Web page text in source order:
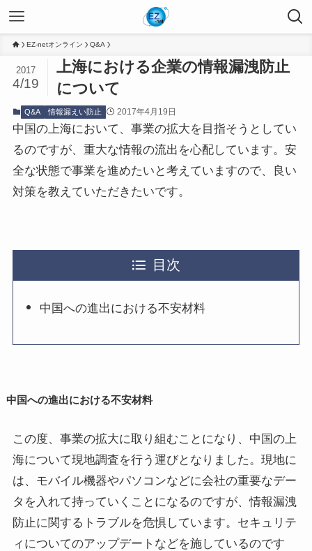
EZ-netオンライン Q&A
上海における企業の情報漏洩防止
について
2017
4/19
Q&A 情報漏えい防止 2017年4月19日
中国の上海において、事業の拡大を目指そうとしてい
るのですが、重大な情報の流出を心配しています。安
全な状態で事業を進めたいと考えていますので、良い
対策を教えていただきたいです。
目次
中国への進出における不安材料
中国への進出における不安材料
この度、事業の拡大に取り組むことになり、中国の上
海について現地調査を行う運びとなりました。現地に
は、モバイル機器やパソコンなどに会社の重要なデー
タを入れて持っていくことになるのですが、情報漏洩
防止に関するトラブルを危惧しています。セキュリテ
ィについてのアップデートなどを施しているのです